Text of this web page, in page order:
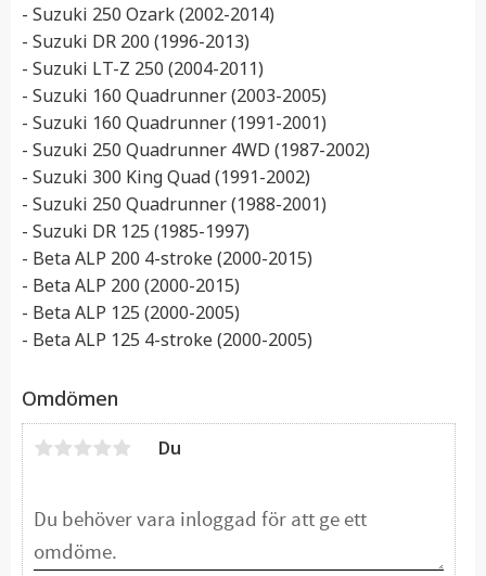
- Suzuki 250 Ozark (2002-2014)
- Suzuki DR 200 (1996-2013)
- Suzuki LT-Z 250 (2004-2011)
- Suzuki 160 Quadrunner (2003-2005)
- Suzuki 160 Quadrunner (1991-2001)
- Suzuki 250 Quadrunner 4WD (1987-2002)
- Suzuki 300 King Quad (1991-2002)
- Suzuki 250 Quadrunner (1988-2001)
- Suzuki DR 125 (1985-1997)
- Beta ALP 200 4-stroke (2000-2015)
- Beta ALP 200 (2000-2015)
- Beta ALP 125 (2000-2005)
- Beta ALP 125 4-stroke (2000-2005)
Omdömen
Du